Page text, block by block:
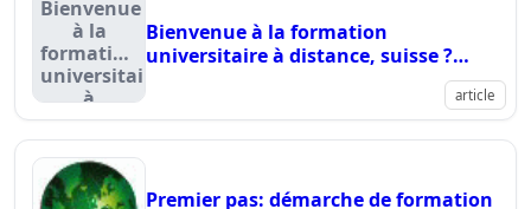
Bienvenue
à la
formation
universitaire
à
distance,
suisse ?
universitäre
fernstudien
Bienvenue à la formation
universitaire à distance, suisse ?
universitäre fernstudien schweiz
article
Premier pas: démarche de formation